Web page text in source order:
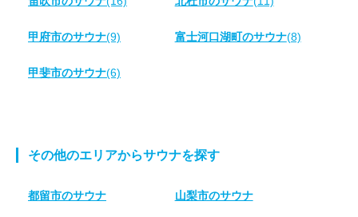
甲府市のサウナ(9) 富士河口湖町のサウナ(8)
甲斐市のサウナ(6)
その他のエリアからサウナを探す
都留市のサウナ 山梨市のサウナ